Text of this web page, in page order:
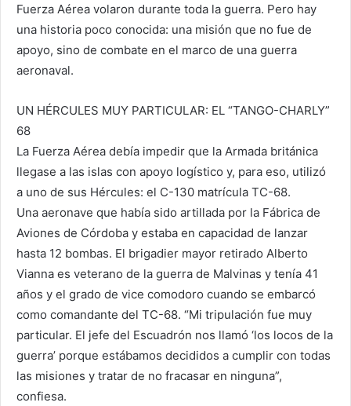
Fuerza Aérea volaron durante toda la guerra. Pero hay
una historia poco conocida: una misión que no fue de
apoyo, sino de combate en el marco de una guerra
aeronaval.
UN HÉRCULES MUY PARTICULAR: EL “TANGO-CHARLY”
68
La Fuerza Aérea debía impedir que la Armada británica
llegase a las islas con apoyo logístico y, para eso, utilizó
a uno de sus Hércules: el C-130 matrícula TC-68.
Una aeronave que había sido artillada por la Fábrica de
Aviones de Córdoba y estaba en capacidad de lanzar
hasta 12 bombas. El brigadier mayor retirado Alberto
Vianna es veterano de la guerra de Malvinas y tenía 41
años y el grado de vice comodoro cuando se embarcó
como comandante del TC-68. “Mi tripulación fue muy
particular. El jefe del Escuadrón nos llamó ‘los locos de la
guerra’ porque estábamos decididos a cumplir con todas
las misiones y tratar de no fracasar en ninguna”,
confiesa.